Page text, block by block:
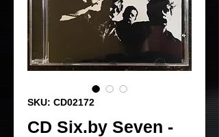
SKU: CD02172
CD Six.by Seven -